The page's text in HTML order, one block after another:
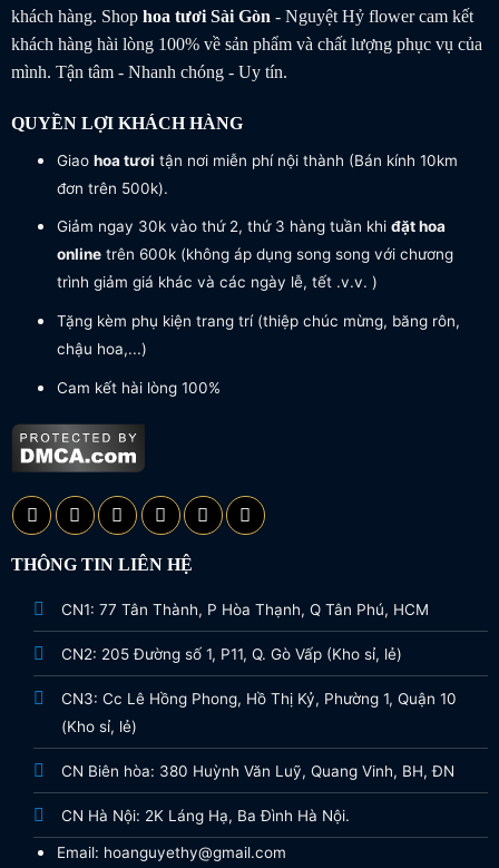
khách hàng. Shop hoa tươiSài Gòn - Nguyệt Hỷ flower cam kết
khách hàng hài lòng 100% về sản phẩm và chất lượng phục vụ của
mình. Tận tâm - Nhanh chóng - Uy tín.
QUYỀN LỢI KHÁCH HÀNG
Giao hoa tươi tận nơi miễn phí nội thành (Bán kính 10km
đơn trên 500k).
Giảm ngay 30k vào thứ 2, thứ 3 hàng tuần khi đặt hoa
onlinetrên 600k (không áp dụng song song với chương
trình giảm giá khác và các ngày lễ, tết .v.v. )
Tặng kèm phụ kiện trang trí (thiệp chúc mừng, băng rôn,
chậu hoa,...)
Cam kết hài lòng 100%
THÔNG TIN LIÊN HỆ
CN1: 77 Tân Thành, P Hòa Thạnh, Q Tân Phú, HCM
CN2: 205 Đường số 1, P11, Q. Gò Vấp (Kho sỉ, lẻ)
CN3: Cc Lê Hồng Phong, Hồ Thị Kỷ, Phường 1, Quận 10
(Kho sỉ, lẻ)
CN Biên hòa: 380 Huỳnh Văn Luỹ, Quang Vinh, BH, ĐN
CN Hà Nội: 2K Láng Hạ, Ba Đình Hà Nội.
Email: hoanguyethy@gmail.com